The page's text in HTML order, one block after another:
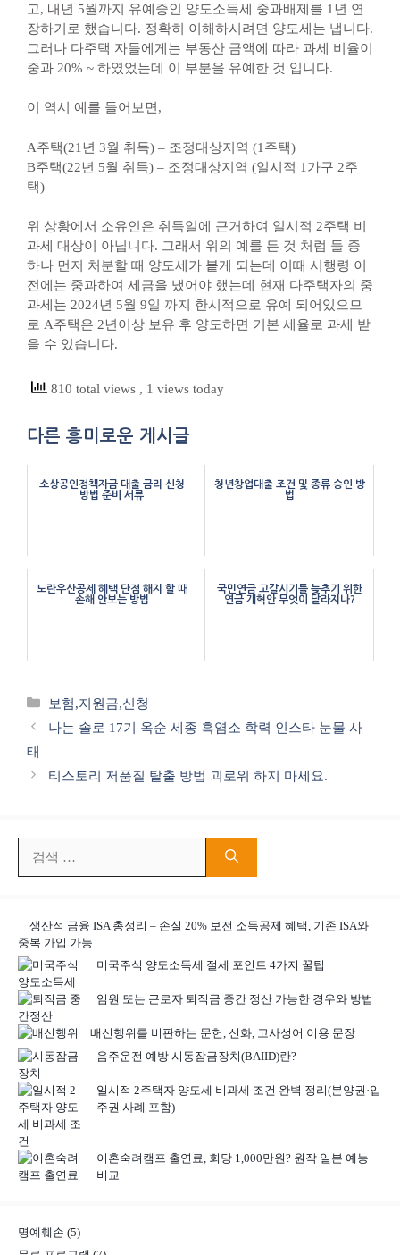
고, 내년 5월까지 유예중인 양도소득세 중과배제를 1년 연
장하기로 했습니다. 정확히 이해하시려면 양도세는 냅니다.
그러나 다주택 자들에게는 부동산 금액에 따라 과세 비율이
중과 20% ~ 하였었는데 이 부분을 유예한 것 입니다.
이 역시 예를 들어보면,
A주택(21년 3월 취득) – 조정대상지역 (1주택)
B주택(22년 5월 취득) – 조정대상지역 (일시적 1가구 2주
택)
위 상황에서 소유인은 취득일에 근거하여 일시적 2주택 비
과세 대상이 아닙니다. 그래서 위의 예를 든 것 처럼 둘 중
하나 먼저 처분할 때 양도세가 붙게 되는데 이때 시행령 이
전에는 중과하여 세금을 냈어야 했는데 현재 다주택자의 중
과세는 2024년 5월 9일 까지 한시적으로 유예 되어있으므
로 A주택은 2년이상 보유 후 양도하면 기본 세율로 과세 받
을 수 있습니다.
810 total views , 1 views today
다른 흥미로운 게시글
소상공인정책자금 대출 금리 신청
방법 준비 서류
청년창업대출 조건 및 종류 승인 방
법
노란우산공제 혜택 단점 해지 할 때
손해 안보는 방법
국민연금 고갈시기를 늦추기 위한
연금 개혁안 무엇이 달라지나?
카
테
고
보험,지원금,신청
나는 솔로 17기 옥순 세종 흑염소 학력 인스타 눈물 사
태
티스토리 저품질 탈출 방법 괴로워 하지 마세요.
생산적 금융 ISA 총정리 – 손실 20% 보전 소득공제 혜택, 기존 ISA와
중복 가입 가능
미국주식 양도소득세 절세 포인트 4가지 꿀팁
임원 또는 근로자 퇴직금 중간 정산 가능한 경우와 방법
배신행위를 비판하는 문헌, 신화, 고사성어 이용 문장
음주운전 예방 시동잠금장치(BAIID)란?
일시적 2주택자 양도세 비과세 조건 완벽 정리(분양권·입
주권 사례 포함)
이혼숙려캠프 출연료, 회당 1,000만원? 원작 일본 예능
비교
명예훼손 (5)